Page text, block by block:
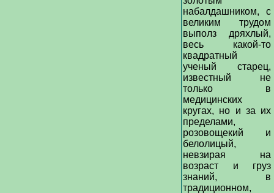
набалдашником, с
великим трудом
выполз дряхлый,
весь какой-то
квадратный
ученый старец,
известный не
только в
медицинских
кругах, но и за их
пределами,
розовощекий и
белолицый,
невзирая на
возраст и груз
знаний, в
традиционном,